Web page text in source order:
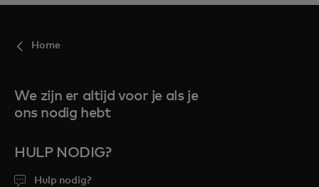
Home
We zijn er altijd voor je als je
ons nodig hebt
HULP NODIG?
Hulp nodig?